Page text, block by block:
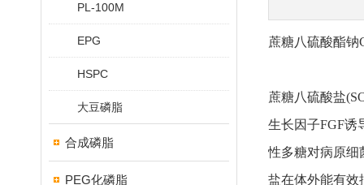
PL-100M
EPG
HSPC
大豆磷脂
合成磷脂
PEG化磷脂
蔗糖八硫酸酯钠
蔗糖八硫酸盐
生长因子FGF诱
性多糖对病原细
盐在体外能有效